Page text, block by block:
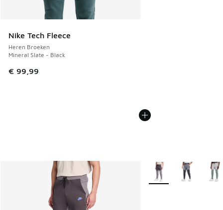
Nike Tech Fleece
Heren Broeken
Mineral Slate - Black
€ 99,99
Meer kleuren